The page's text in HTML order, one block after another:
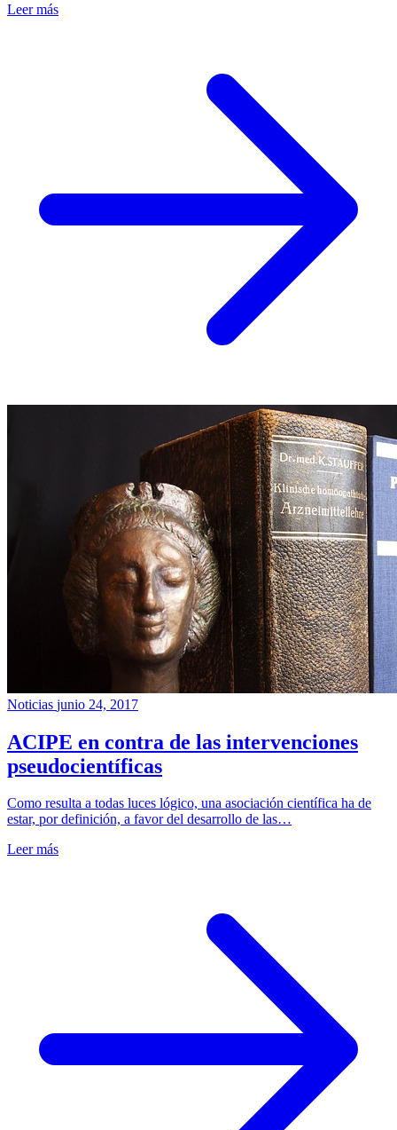
Leer más
Noticias junio 24, 2017
ACIPE en contra de las intervenciones
pseudocientíficas
Como resulta a todas luces lógico, una asociación científica ha de
estar, por definición, a favor del desarrollo de las…
Leer más